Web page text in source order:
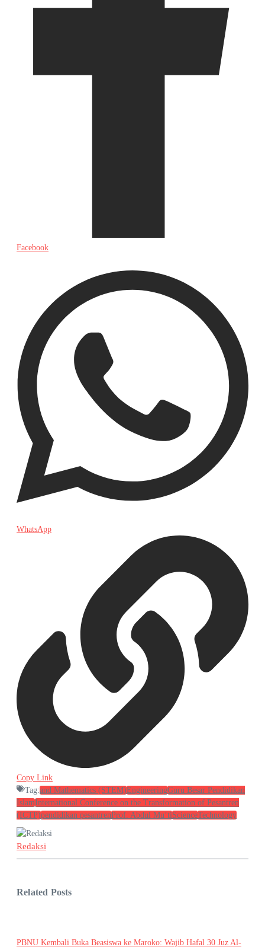
Facebook
WhatsApp
Copy Link
Tag:and Mathematics (STEM)EngineeringGuru Besar Pendidikan
IslamInternational Conference on the Transformation of Pesantren
(ICTP)pendidikan pesantrenProf. Abdul Mu’tiScienceTechnology
Redaksi
Related Posts
PBNU Kembali Buka Beasiswa ke Maroko: Wajib Hafal 30 Juz Al-